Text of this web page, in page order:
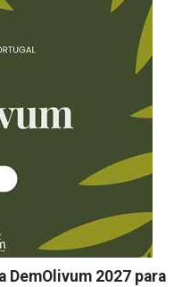
DemOlivum 2027 para